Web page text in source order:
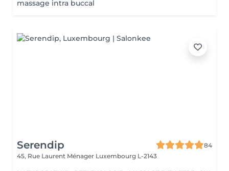
massage intra buccal
Serendip
84
45, Rue Laurent Ménager Luxembourg L-2143